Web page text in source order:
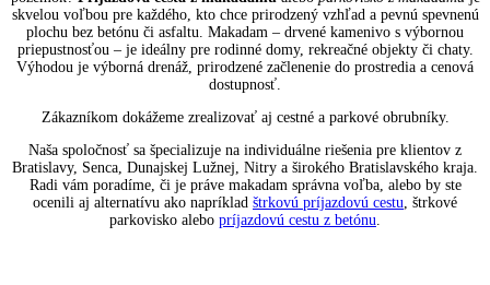
skvelou voľbou pre každého, kto chce prirodzený vzhľad a pevnú spevnenú
plochu bez betónu či asfaltu. Makadam – drvené kamenivo s výbornou
priepustnosťou – je ideálny pre rodinné domy, rekreačné objekty či chaty.
Výhodou je výborná drenáž, prirodzené začlenenie do prostredia a cenová
dostupnosť.
Zákazníkom dokážeme zrealizovať aj cestné a parkové obrubníky.
Naša spoločnosť sa špecializuje na individuálne riešenia pre klientov z
Bratislavy, Senca, Dunajskej Lužnej, Nitry a širokého Bratislavského kraja.
Radi vám poradíme, či je práve makadam správna voľba, alebo by ste
ocenili aj alternatívu ako napríklad štrkovú príjazdovú cestu, štrkové
parkovisko alebo príjazdovú cestu z betónu.